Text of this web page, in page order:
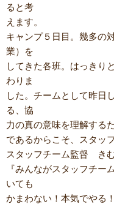
ると考
えます。
キャンプ５日目。幾多の
業）を
してきた各班。はっきり
わりま
した。チームとして昨日
る、協
力の真の意味を理解する
であるからこそ、スタッ
スタッフチーム監督 き
『みんながスタッフチー
いても
かまわない！本気でやる！